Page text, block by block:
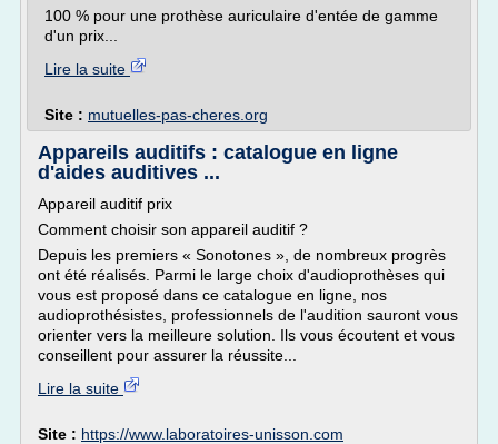
100 % pour une prothèse auriculaire d'entée de gamme
d'un prix...
Lire la suite
Site : mutuelles-pas-cheres.org
Appareils auditifs : catalogue en ligne
d'aides auditives ...
Appareil auditif prix
Comment choisir son appareil auditif ?
Depuis les premiers « Sonotones », de nombreux progrès
ont été réalisés. Parmi le large choix d'audioprothèses qui
vous est proposé dans ce catalogue en ligne, nos
audioprothésistes, professionnels de l'audition sauront vous
orienter vers la meilleure solution. Ils vous écoutent et vous
conseillent pour assurer la réussite...
Lire la suite
Site : https://www.laboratoires-unisson.com